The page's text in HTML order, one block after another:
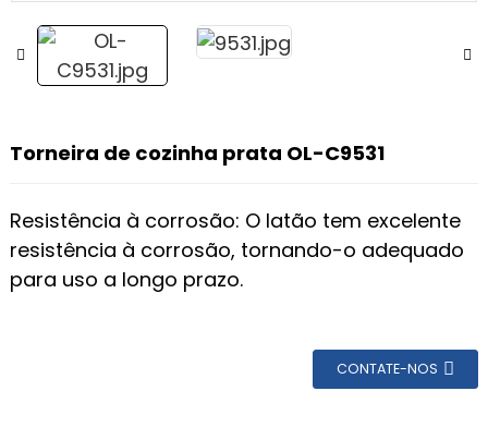
Torneira de cozinha prata OL-C9531
Resistência à corrosão: O latão tem excelente
resistência à corrosão, tornando-o adequado
para uso a longo prazo.
CONTATE-NOS